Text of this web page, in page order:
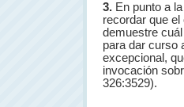
3. En punto a
recordar que
demuestre
para dar curso
excepcional,
invocación
326:3529).